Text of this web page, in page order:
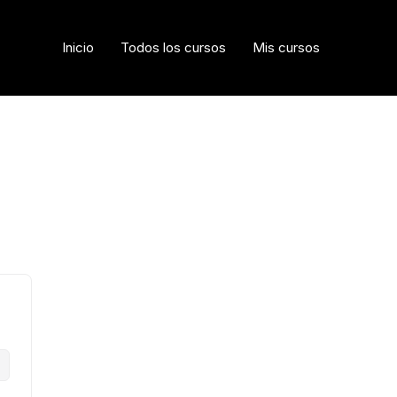
Inicio Todos los cursos Mis cursos